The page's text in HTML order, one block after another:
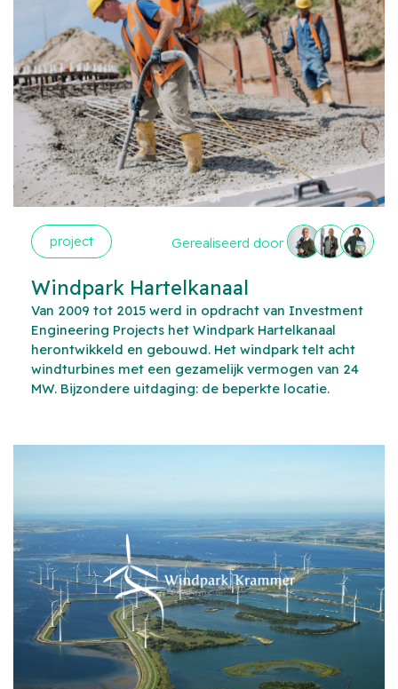
project Gerealiseerd door
Windpark Hartelkanaal
Van 2009 tot 2015 werd in opdracht van Investment
Engineering Projects het Windpark Hartelkanaal
herontwikkeld en gebouwd. Het windpark telt acht
windturbines met een gezamelijk vermogen van 24
MW. Bijzondere uitdaging: de beperkte locatie.